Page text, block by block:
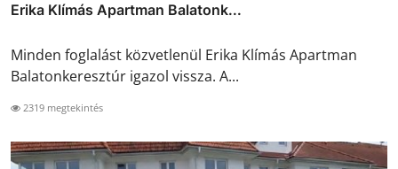
Erika Klímás Apartman Balatonk...
Minden foglalást közvetlenül Erika Klímás Apartman
Balatonkeresztúr igazol vissza. A...
2319 megtekintés